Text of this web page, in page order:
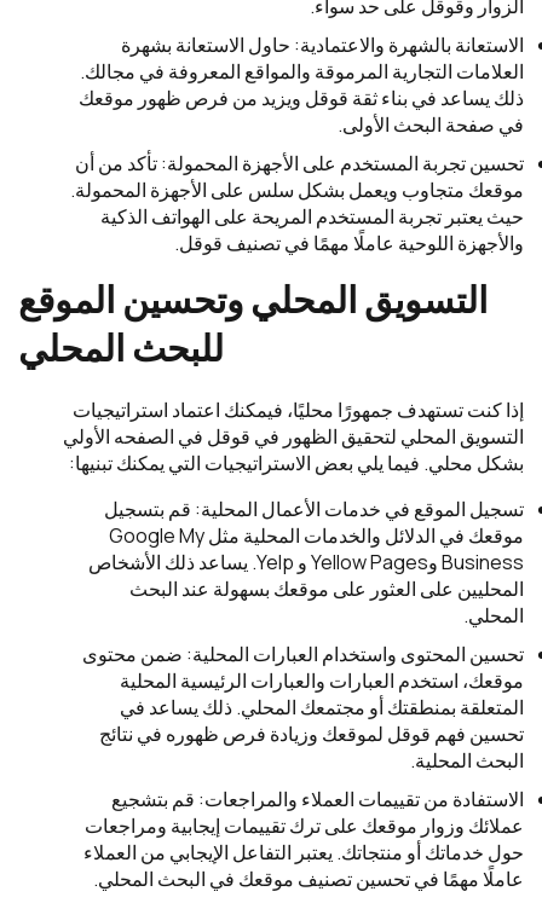
الزوار وقوقل على حد سواء.
الاستعانة بالشهرة والاعتمادية: حاول الاستعانة بشهرة
العلامات التجارية المرموقة والمواقع المعروفة في مجالك.
ذلك يساعد في بناء ثقة قوقل ويزيد من فرص ظهور موقعك
في صفحة البحث الأولى.
تحسين تجربة المستخدم على الأجهزة المحمولة: تأكد من أن
موقعك متجاوب ويعمل بشكل سلس على الأجهزة المحمولة.
حيث يعتبر تجربة المستخدم المريحة على الهواتف الذكية
والأجهزة اللوحية عاملًا مهمًا في تصنيف قوقل.
التسويق المحلي وتحسين الموقع
للبحث المحلي
إذا كنت تستهدف جمهورًا محليًا، فيمكنك اعتماد استراتيجيات
التسويق المحلي لتحقيق الظهور في قوقل في الصفحه الأولي
بشكل محلي. فيما يلي بعض الاستراتيجيات التي يمكنك تبنيها:
تسجيل الموقع في خدمات الأعمال المحلية: قم بتسجيل
موقعك في الدلائل والخدمات المحلية مثل Google My
Business وYellow Pages و Yelp. يساعد ذلك الأشخاص
المحليين على العثور على موقعك بسهولة عند البحث
المحلي.
تحسين المحتوى واستخدام العبارات المحلية: ضمن محتوى
موقعك، استخدم العبارات والعبارات الرئيسية المحلية
المتعلقة بمنطقتك أو مجتمعك المحلي. ذلك يساعد في
تحسين فهم قوقل لموقعك وزيادة فرص ظهوره في نتائج
البحث المحلية.
الاستفادة من تقييمات العملاء والمراجعات: قم بتشجيع
عملائك وزوار موقعك على ترك تقييمات إيجابية ومراجعات
حول خدماتك أو منتجاتك. يعتبر التفاعل الإيجابي من العملاء
عاملًا مهمًا في تحسين تصنيف موقعك في البحث المحلي.